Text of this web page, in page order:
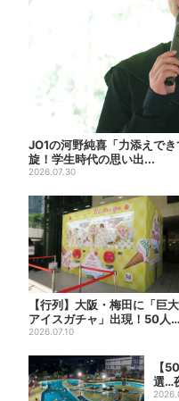
JO1の河野純喜「力添えで
旋！学生時代の思い出...
2026.07.30
【行列】大阪・梅田に「巨大
アイスガチャ」出現！50人以
上が列…初日は即終了、残る
2026.07.10
【
選…